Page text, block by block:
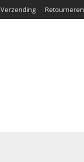
Verzending Retourneren